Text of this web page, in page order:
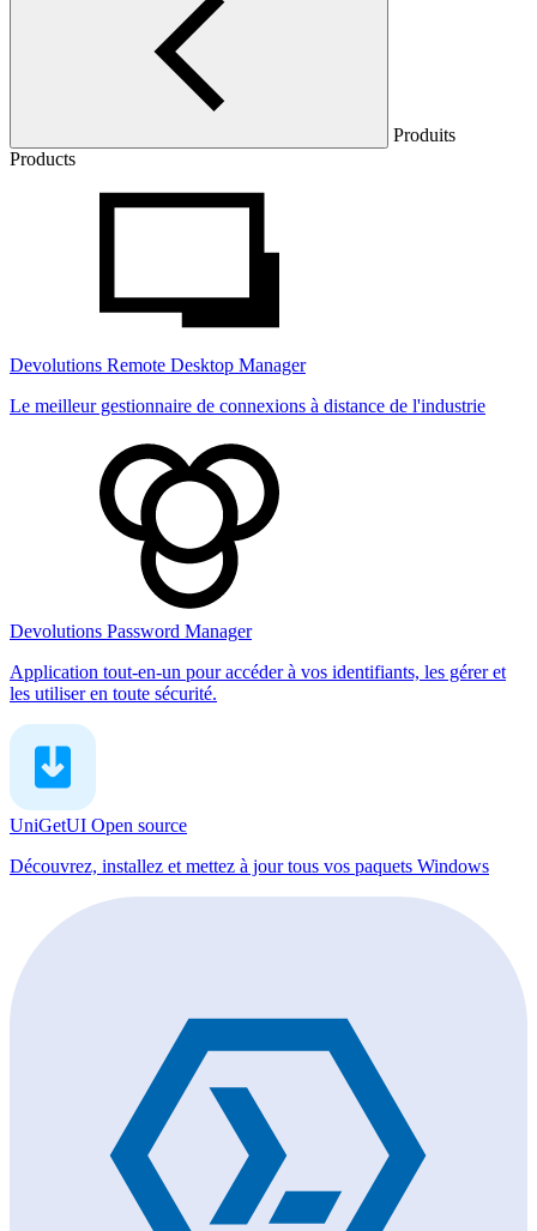
Produits
Products
Devolutions Remote Desktop Manager
Le meilleur gestionnaire de connexions à distance de l'industrie
Devolutions Password Manager
Application tout-en-un pour accéder à vos identifiants, les gérer et
les utiliser en toute sécurité.
UniGetUI Open source
Découvrez, installez et mettez à jour tous vos paquets Windows